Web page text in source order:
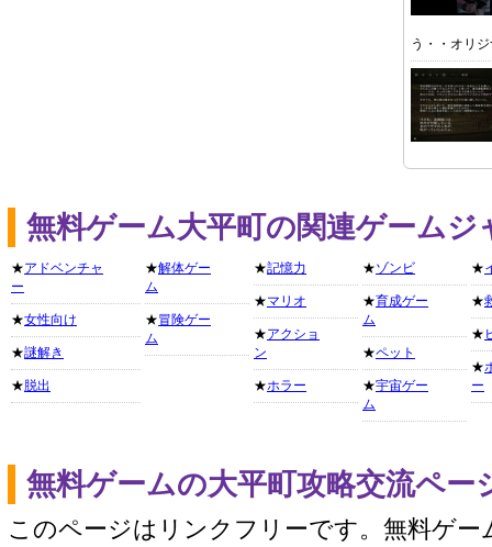
う・・オリ
無料ゲーム大平町の関連ゲームジ
★アドベンチャ
ー
★女性向け
★謎解き
★ 脱出
★解体ゲー
ム
★冒険ゲー
ム
★記憶力
★マリオ
★アクショ
ン
★ホラー
★ゾンビ
★育成ゲー
ム
★ペット
★宇宙ゲー
ム
★
★
★
★
ー
無料ゲームの大平町攻略交流ペー
このページはリンクフリーです。無料ゲー